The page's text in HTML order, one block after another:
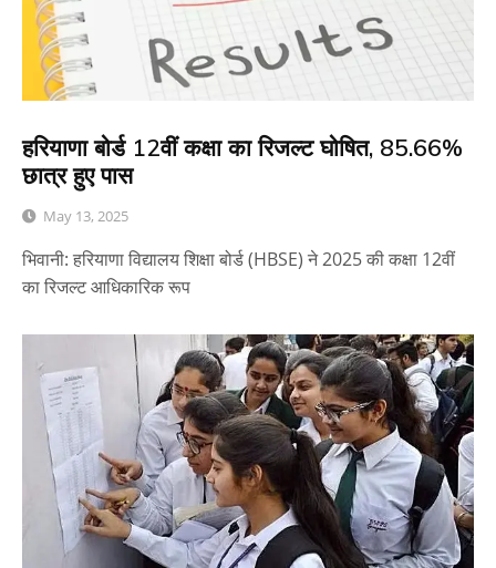
हरियाणा बोर्ड 12वीं कक्षा का रिजल्ट घोषित, 85.66%
छात्र हुए पास
May 13, 2025
भिवानी: हरियाणा विद्यालय शिक्षा बोर्ड (HBSE) ने 2025 की कक्षा 12वीं
का रिजल्ट आधिकारिक रूप